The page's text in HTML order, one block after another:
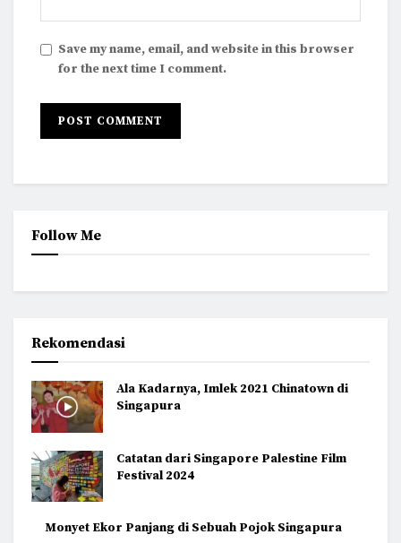
Save my name, email, and website in this browser
for the next time I comment.
Follow Me
Rekomendasi
Ala Kadarnya, Imlek 2021 Chinatown di
Singapura
Catatan dari Singapore Palestine Film
Festival 2024
Monyet Ekor Panjang di Sebuah Pojok Singapura